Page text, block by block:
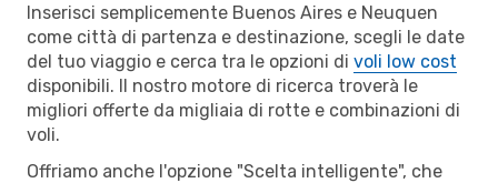
Inserisci semplicemente Buenos Aires e Neuquen
come città di partenza e destinazione, scegli le date
del tuo viaggio e cerca tra le opzioni di voli low cost
disponibili. Il nostro motore di ricerca troverà le
migliori offerte da migliaia di rotte e combinazioni di
voli.
Offriamo anche l'opzione "Scelta intelligente", che